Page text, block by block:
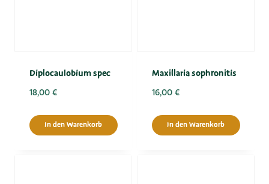
Diplocaulobium spec
18,00 €
In den Warenkorb
Maxillaria sophronitis
16,00 €
In den Warenkorb